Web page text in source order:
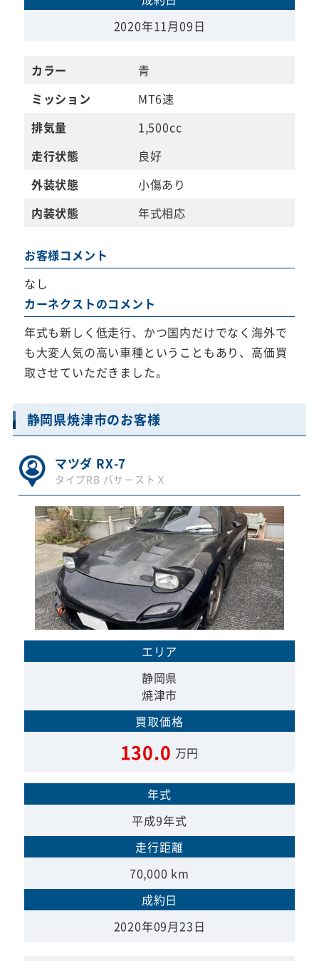
2020年11月09日
カラー
青
ミッション
MT6速
排気量
1,500cc
走行状態
良好
外装状態
小傷あり
内装状態
年式相応
お客様コメント
なし
カーネクストのコメント
年式も新しく低走行、かつ国内だけでなく海外で
も大変人気の高い車種ということもあり、高価買
取させていただきました。
静岡県焼津市のお客様
マツダ RX-7
タイプRB バサ－ストＸ
エリア
静岡県
焼津市
買取価格
130.0 万円
年式
平成9年式
走行距離
70,000 km
成約日
2020年09月23日